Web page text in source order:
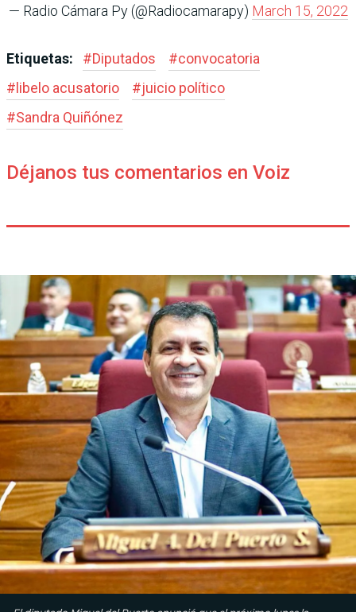
— Radio Cámara Py (@Radiocamarapy) March 15, 2022
Etiquetas: #Diputados #convocatoria
# libelo acusatorio #juicio político
#Sandra Quiñónez
Déjanos tus comentarios en Voiz